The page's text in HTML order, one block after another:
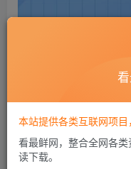
插叙的作用，插叙的作
本站提供各类互联网项
看最鲜网，整合全网各
读下载。